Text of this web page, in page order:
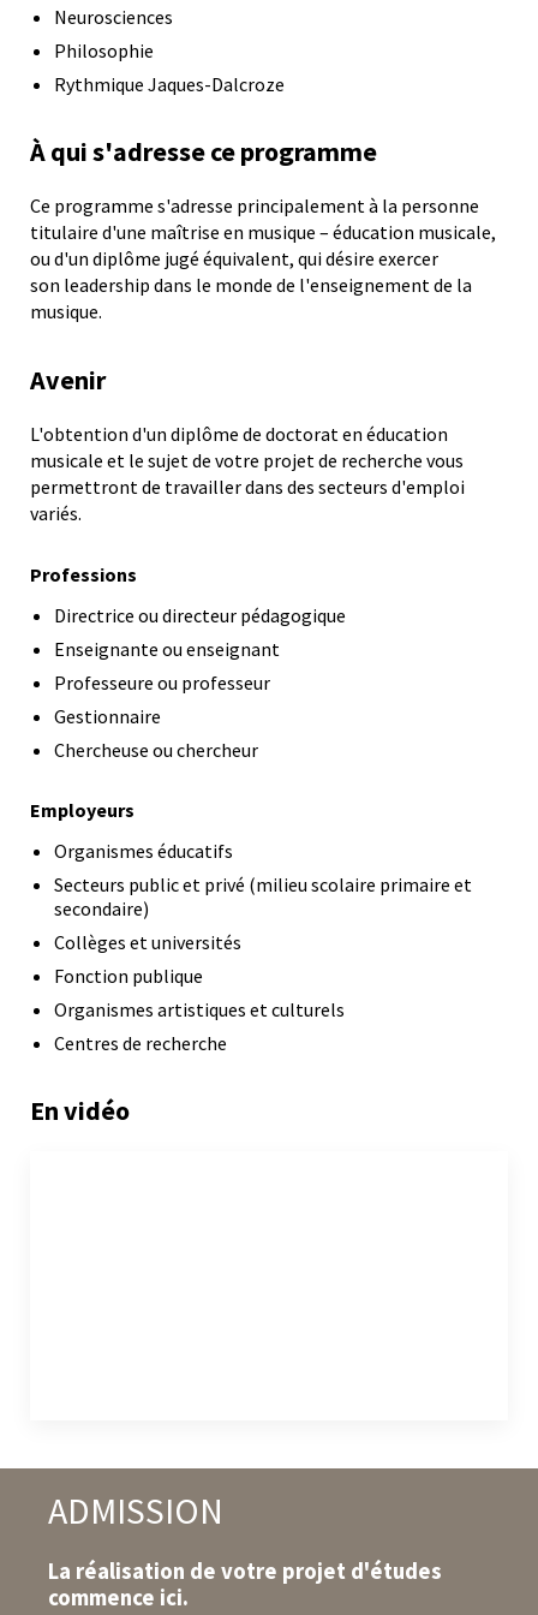
Neurosciences
Philosophie
Rythmique Jaques-Dalcroze
À qui s'adresse ce programme
Ce programme s'adresse principalement à la personne
titulaire d'une maîtrise en musique – éducation musicale,
ou d'un diplôme jugé équivalent, qui désire exercer
son leadership dans le monde de l'enseignement de la
musique.
Avenir
L'obtention d'un diplôme de doctorat en éducation
musicale et le sujet de votre projet de recherche vous
permettront de travailler dans des secteurs d'emploi
variés.
Professions
Directrice ou directeur pédagogique
Enseignante ou enseignant
Professeure ou professeur
Gestionnaire
Chercheuse ou chercheur
Employeurs
Organismes éducatifs
Secteurs public et privé (milieu scolaire primaire et
secondaire)
Collèges et universités
Fonction publique
Organismes artistiques et culturels
Centres de recherche
En vidéo
ADMISSION
La réalisation de votre projet d'études
commence ici.